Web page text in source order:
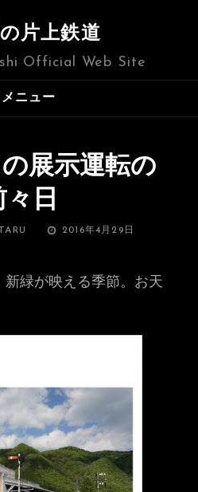
片上鉄道
Official Web Site
メニュー
展示運転の
々日
投
2016年4月29日
新緑が映える季節。お天